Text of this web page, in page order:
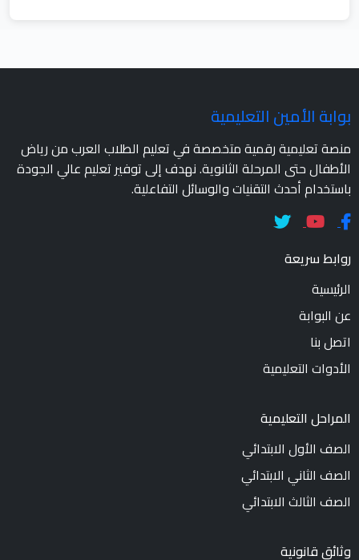
بوابة الأمين التعليمية
منصة تعليمية رقمية متخصصة في تعليم الطلاب العرب من رياض
الأطفال حتى المرحلة الثانوية. نهدف إلى توفير تعليم عالي الجودة
باستخدام أحدث التقنيات والوسائل التفاعلية.
روابط سريعة
الرئيسية
عن البوابة
اتصل بنا
الأدوات التعليمية
المراحل التعليمية
الصف الأول الابتدائي
الصف الثاني الابتدائي
الصف الثالث الابتدائي
وثائق قانونية